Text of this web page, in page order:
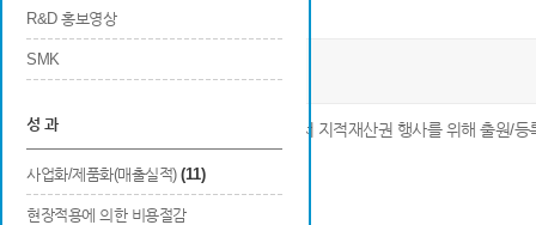
R&D 홍보영상
SMK
성 과
사업화/제품화(매출실적) (11)
현장적용에 의한 비용절감
특허
공간자료 편집도구 개발
※ 해당 연구개발 결과에 대해 국내 및 국외에서 지적재산권 행사를 위해 출원/등
Total25건